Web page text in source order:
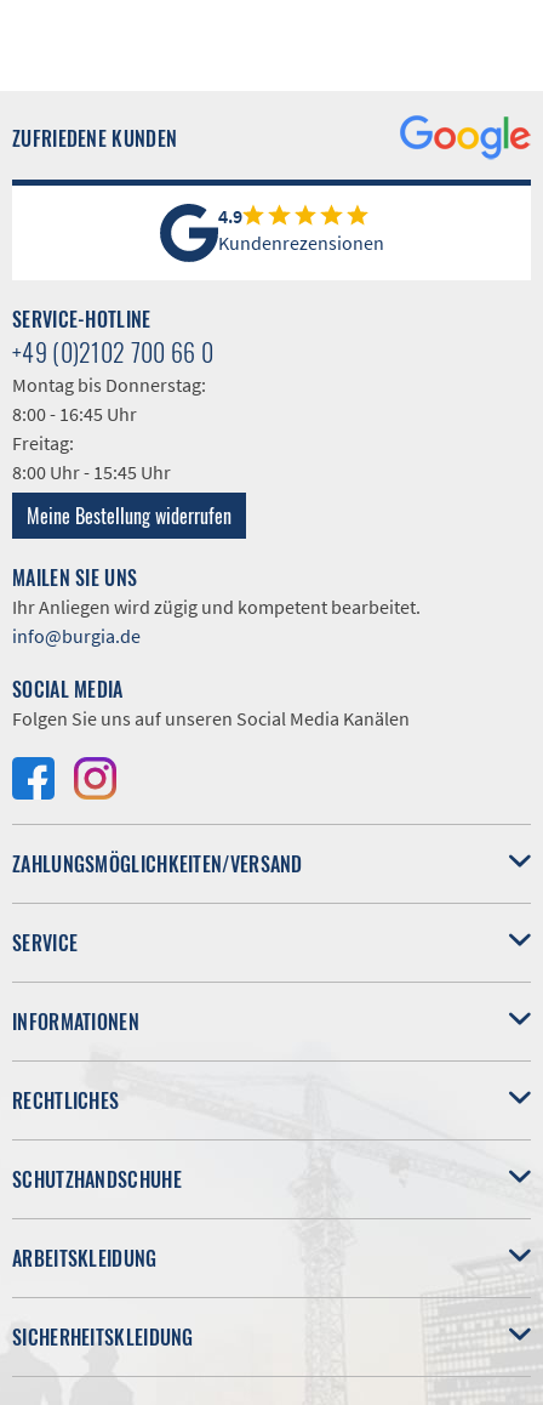
ZUFRIEDENE KUNDEN
4.9
Kundenrezensionen
SERVICE-HOTLINE
+49 (0)2102 700 66 0
Montag bis Donnerstag:
8:00 - 16:45 Uhr
Freitag:
8:00 Uhr - 15:45 Uhr
Meine Bestellung widerrufen
MAILEN SIE UNS
Ihr Anliegen wird zügig und kompetent bearbeitet.
info@burgia.de
SOCIAL MEDIA
Folgen Sie uns auf unseren Social Media Kanälen
ZAHLUNGSMÖGLICHKEITEN/VERSAND
SERVICE
INFORMATIONEN
RECHTLICHES
SCHUTZHANDSCHUHE
ARBEITSKLEIDUNG
SICHERHEITSKLEIDUNG